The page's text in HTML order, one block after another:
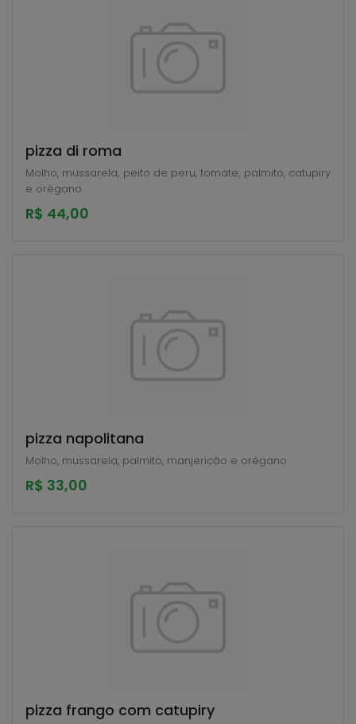
pizza di roma
Molho, mussarela, peito de peru, tomate, palmito, catupiry
e orégano.
R$ 44,00
pizza napolitana
Molho, mussarela, palmito, manjericão e orégano.
R$ 33,00
pizza frango com catupiry